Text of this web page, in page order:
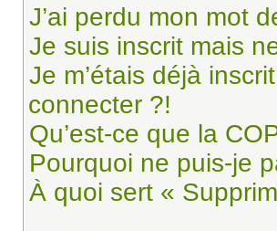
J’ai perdu mon mot
Je suis inscrit mais
Je m’étais déjà
connecter ?!
Qu’est-ce que la
Pourquoi ne puis-je
À quoi sert «